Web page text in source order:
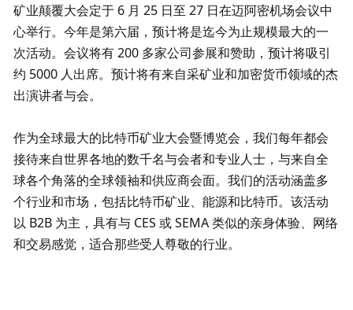
矿业颠覆大会定于 6 月 25 日至 27 日在迈阿密机场会议中
心举行。今年是第六届，预计将是迄今为止规模最大的一
次活动。会议将有 200 多家公司参展和赞助，预计将吸引
约 5000 人出席。预计将有来自采矿业和加密货币领域的杰
出演讲者与会。
作为全球最大的比特币矿业大会暨博览会，我们每年都会
接待来自世界各地的数千名与会者和专业人士，与来自全
球各个角落的全球领袖和供应商会面。我们的活动涵盖多
个行业和市场，包括比特币矿业、能源和比特币。该活动
以 B2B 为主，具有与 CES 或 SEMA 类似的亲身体验、网络
和交易感觉，适合那些受人尊敬的行业。